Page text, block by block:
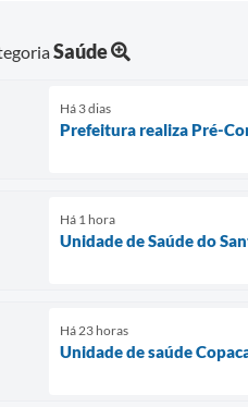
Saúde
Há 3 dias
Prefeitura realiza Pré-
Há 1 hora
Unidade de Saúde do
Há 23 horas
Unidade de saúde